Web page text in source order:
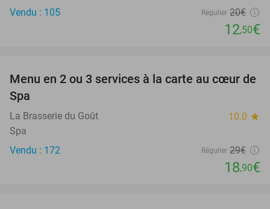
Vendu : 105
Régulier 20€
12,50€
35%
Menu en 2 ou 3 services à la carte au cœur de
Spa
La Brasserie du Goût 10.0 star
Spa
Vendu : 172
Régulier 29€
18,90€